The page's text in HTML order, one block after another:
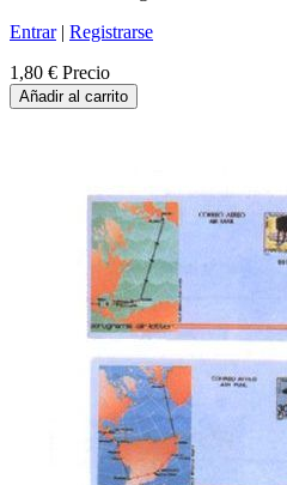
Entrar| Registrarse
1,80 € Precio
Añadir al carrito